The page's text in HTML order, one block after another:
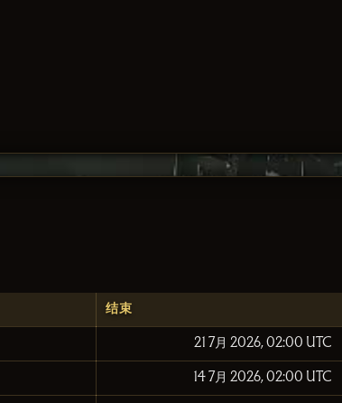
结束
21 7月 2026, 02:00 UTC
14 7月 2026, 02:00 UTC